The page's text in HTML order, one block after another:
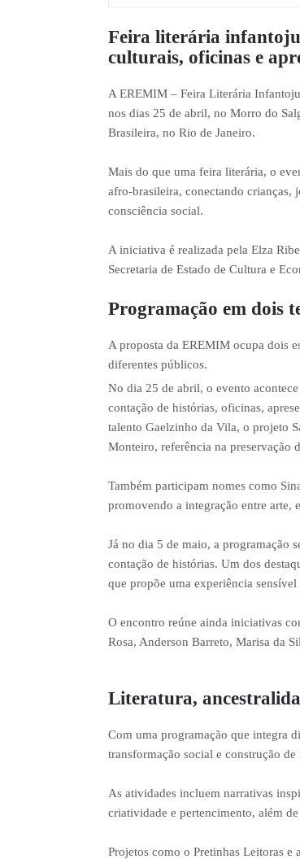
Feira literária
culturais, oficinas e
A EREMIM – Feira Literária
nos dias 25 de abril, no Morro do
Brasileira, no Rio de Janeiro.
Mais do que uma feira literária, o
afro-brasileira, conectando crianças,
consciência social.
A iniciativa é realizada pela Elza
Secretaria de Estado de Cultura e
Programação em dois
A proposta da EREMIM ocupa dois
diferentes públicos.
No dia 25 de abril, o evento
contação de histórias, oficinas,
talento Gaelzinho da Vila, o projeto
Monteiro, referência na preservação
Também participam nomes como
promovendo a integração entre arte,
Já no dia 5 de maio, a programação
contação de histórias. Um dos
que propõe uma experiência
O encontro reúne ainda iniciativas
Rosa, Anderson Barreto, Marisa da
Literatura,
Com uma programação que integra
transformação social e construção de
As atividades incluem narrativas
criatividade e pertencimento, além
Projetos como o Pretinhas Leitoras e